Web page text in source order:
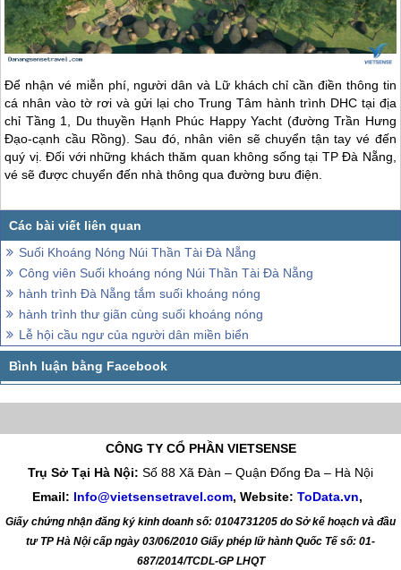
Để nhận vé miễn phí, người dân và Lữ khách chỉ cần điền thông tin
cá nhân vào tờ rơi và gửi lại cho Trung Tâm hành trình DHC tại địa
chỉ Tầng 1, Du thuyền Hạnh Phúc Happy Yacht (đường Trần Hưng
Đạo-cạnh cầu Rồng). Sau đó, nhân viên sẽ chuyển tận tay vé đến
quý vị. Đối với những khách thăm quan không sống tại TPĐà Nẵng
vé sẽ được chuyển đến nhà thông qua đường bưu điện.
Suối Khoáng Nóng Núi Thần Tài Đà Nẵng
Công viên Suối khoáng nóng Núi Thần Tài Đà Nẵng
hành trình Đà Nẵng tắm suối khoáng nóng
hành trình thư giãn cùng suối khoáng nóng
Lễ hội cầu ngư của người dân miền biển
CÔNG TY CỔ PHẦN VIETSENSE
Trụ Sở Tại Hà Nội: Số 88 Xã Đàn – Quận Đống Đa – Hà Nội
Email: Info@vietsensetravel.com, Website: ToData.vn,
Giấy chứng nhận đăng ký kinh doanh số: 0104731205 do Sở kế hoạch và đầu
tư TP Hà Nội cấp ngày 03/06/2010 Giấy phép lữ hành Quốc Tế số: 01-
687/2014/TCDL-GP LHQT